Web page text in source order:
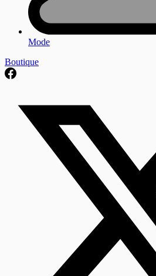
Mode
Boutique